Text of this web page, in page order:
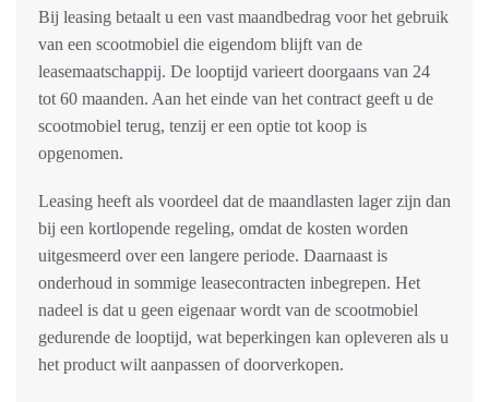
Bij leasing betaalt u een vast maandbedrag voor het gebruik
van een scootmobiel die eigendom blijft van de
leasemaatschappij. De looptijd varieert doorgaans van 24
tot 60 maanden. Aan het einde van het contract geeft u de
scootmobiel terug, tenzij er een optie tot koop is
opgenomen.
Leasing heeft als voordeel dat de maandlasten lager zijn dan
bij een kortlopende regeling, omdat de kosten worden
uitgesmeerd over een langere periode. Daarnaast is
onderhoud in sommige leasecontracten inbegrepen. Het
nadeel is dat u geen eigenaar wordt van de scootmobiel
gedurende de looptijd, wat beperkingen kan opleveren als u
het product wilt aanpassen of doorverkopen.